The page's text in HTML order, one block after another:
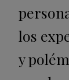
los
y